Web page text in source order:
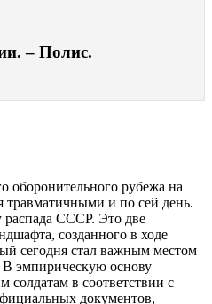
– Полис.
оборонительного рубежа на
и по сей день.
распада СССР. Это две
созданного в ходе
сегодня стал важным местом
В эмпирическую основу
в соответствии с
документов,